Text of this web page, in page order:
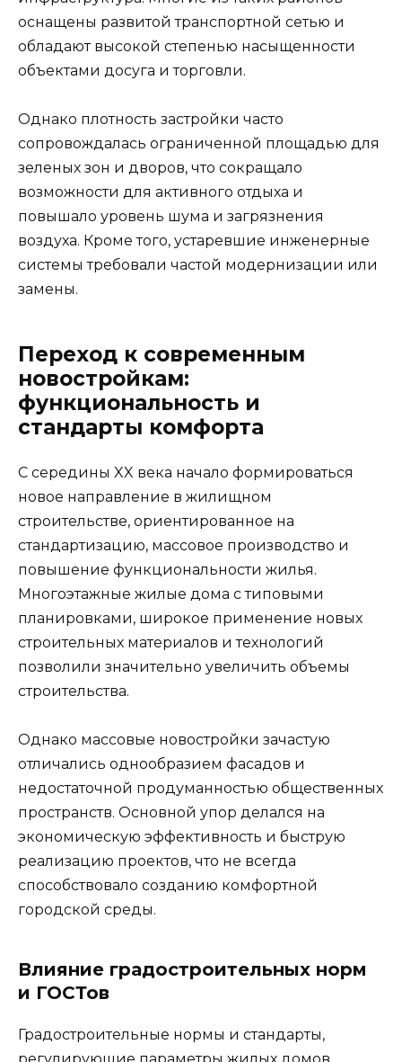
оснащены развитой транспортной сетью и
обладают высокой степенью насыщенности
объектами досуга и торговли.
Однако плотность застройки часто
сопровождалась ограниченной площадью для
зеленых зон и дворов, что сокращало
возможности для активного отдыха и
повышало уровень шума и загрязнения
воздуха. Кроме того, устаревшие инженерные
системы требовали частой модернизации или
замены.
Переход к современным
новостройкам:
функциональность и
стандарты комфорта
С середины XX века начало формироваться
новое направление в жилищном
строительстве, ориентированное на
стандартизацию, массовое производство и
повышение функциональности жилья.
Многоэтажные жилые дома с типовыми
планировками, широкое применение новых
строительных материалов и технологий
позволили значительно увеличить объемы
строительства.
Однако массовые новостройки зачастую
отличались однообразием фасадов и
недостаточной продуманностью общественных
пространств. Основной упор делался на
экономическую эффективность и быструю
реализацию проектов, что не всегда
способствовало созданию комфортной
городской среды.
Влияние градостроительных норм
и ГОСТов
Градостроительные нормы и стандарты,